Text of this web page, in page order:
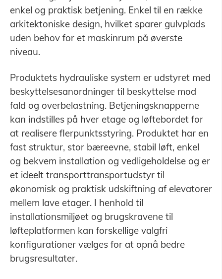
enkel og praktisk betjening. Enkel til en række
arkitektoniske design, hvilket sparer gulvplads
uden behov for et maskinrum på øverste
niveau.
Produktets hydrauliske system er udstyret med
beskyttelsesanordninger til beskyttelse mod
fald og overbelastning. Betjeningsknapperne
kan indstilles på hver etage og løftebordet for
at realisere flerpunktsstyring. Produktet har en
fast struktur, stor bæreevne, stabil løft, enkel
og bekvem installation og vedligeholdelse og er
et ideelt transporttransportudstyr til
økonomisk og praktisk udskiftning af elevatorer
mellem lave etager. I henhold til
installationsmiljøet og brugskravene til
løfteplatformen kan forskellige valgfri
konfigurationer vælges for at opnå bedre
brugsresultater.